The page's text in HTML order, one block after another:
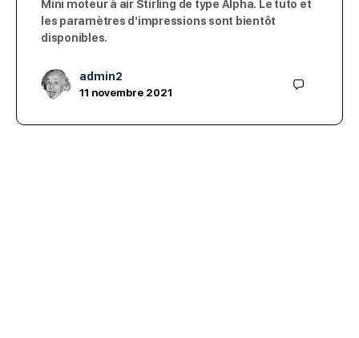
Mini moteur à air Stirling de type Alpha. Le tuto et
les paramètres d’impressions sont bientôt
disponibles.
admin2
11 novembre 2021